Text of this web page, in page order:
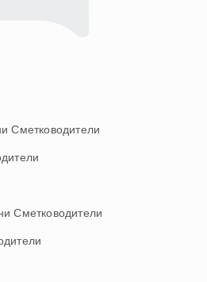
Сметководители
Сметководители